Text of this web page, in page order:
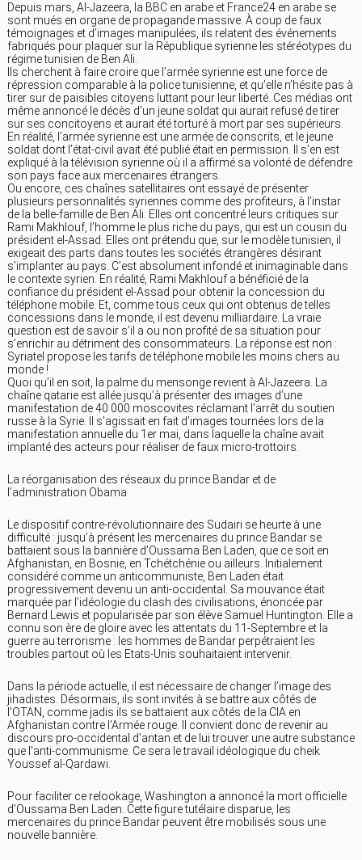
Depuis mars, Al-Jazeera, la BBC en arabe et France24 en arabe se
sont mués en organe de propagande massive. À coup de faux
témoignages et d’images manipulées, ils relatent des événements
fabriqués pour plaquer sur la République syrienne les stéréotypes du
régime tunisien de Ben Ali.
Ils cherchent à faire croire que l’armée syrienne est une force de
répression comparable à la police tunisienne, et qu’elle n’hésite pas à
tirer sur de paisibles citoyens luttant pour leur liberté. Ces médias ont
même annoncé le décès d’un jeune soldat qui aurait refusé de tirer
sur ses concitoyens et aurait été torturé à mort par ses supérieurs.
En réalité, l’armée syrienne est une armée de conscrits, et le jeune
soldat dont l’état-civil avait été publié était en permission. Il s’en est
expliqué à la télévision syrienne où il a affirmé sa volonté de défendre
son pays face aux mercenaires étrangers.
Ou encore, ces chaînes satellitaires ont essayé de présenter
plusieurs personnalités syriennes comme des profiteurs, à l’instar
de la belle-famille de Ben Ali. Elles ont concentré leurs critiques sur
Rami Makhlouf, l’homme le plus riche du pays, qui est un cousin du
président el-Assad. Elles ont prétendu que, sur le modèle tunisien, il
exigeait des parts dans toutes les sociétés étrangères désirant
s’implanter au pays. C’est absolument infondé et inimaginable dans
le contexte syrien. En réalité, Rami Makhlouf a bénéficié de la
confiance du président el-Assad pour obtenir la concession du
téléphone mobile. Et, comme tous ceux qui ont obtenus de telles
concessions dans le monde, il est devenu milliardaire. La vraie
question est de savoir s’il a ou non profité de sa situation pour
s’enrichir au détriment des consommateurs. La réponse est non :
Syriatel propose les tarifs de téléphone mobile les moins chers au
monde !
Quoi qu’il en soit, la palme du mensonge revient à Al-Jazeera. La
chaîne qatarie est allée jusqu’à présenter des images d’une
manifestation de 40 000 moscovites réclamant l’arrêt du soutien
russe à la Syrie. Il s’agissait en fait d’images tournées lors de la
manifestation annuelle du 1er mai, dans laquelle la chaîne avait
implanté des acteurs pour réaliser de faux micro-trottoirs.
La réorganisation des réseaux du prince Bandar et de
l’administration Obama
Le dispositif contre-révolutionnaire des Sudairi se heurte à une
difficulté : jusqu’à présent les mercenaires du prince Bandar se
battaient sous la bannière d’Oussama Ben Laden, que ce soit en
Afghanistan, en Bosnie, en Tchétchénie ou ailleurs. Initialement
considéré comme un anticommuniste, Ben Laden était
progressivement devenu un anti-occidental. Sa mouvance était
marquée par l’idéologie du clash des civilisations, énoncée par
Bernard Lewis et popularisée par son élève Samuel Huntington. Elle a
connu son ère de gloire avec les attentats du 11-Septembre et la
guerre au terrorisme : les hommes de Bandar perpétraient les
troubles partout où les Etats-Unis souhaitaient intervenir.
Dans la période actuelle, il est nécessaire de changer l’image des
jihadistes. Désormais, ils sont invités à se battre aux côtés de
l’OTAN, comme jadis ils se battaient aux côtés de la CIA en
Afghanistan contre l’Armée rouge. Il convient donc de revenir au
discours pro-occidental d’antan et de lui trouver une autre substance
que l’anti-communisme. Ce sera le travail idéologique du cheik
Youssef al-Qardawi.
Pour faciliter ce relookage, Washington a annoncé la mort officielle
d’Oussama Ben Laden. Cette figure tutélaire disparue, les
mercenaires du prince Bandar peuvent être mobilisés sous une
nouvelle bannière.